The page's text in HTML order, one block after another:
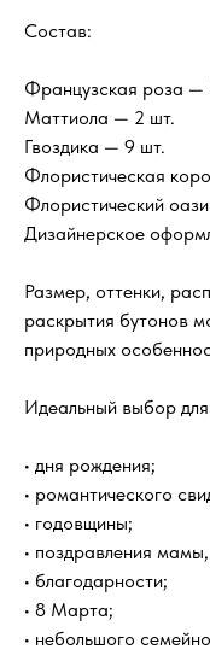
Состав:
Французская роза —
Маттиола — 2 шт.
Гвоздика — 9 шт.
Флористическая
Флористический
Дизайнерское
Размер, оттенки,
раскрытия бутонов
природных
Идеальный выбор
• дня рождения;
• романтического
• годовщины;
• поздравления
• благодарности;
• 8 Марта;
• небольшого